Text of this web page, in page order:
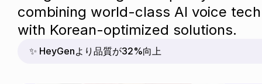
combining world-class AI voice
with Korean-optimized solutions.
✨ HeyGenより品質が32%向上